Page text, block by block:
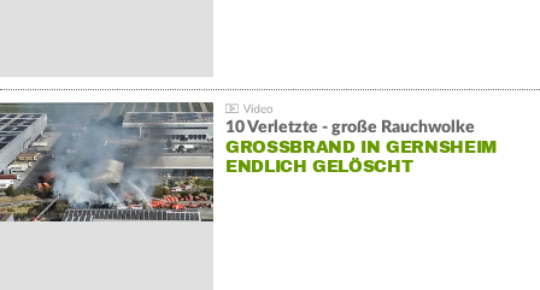
10 Verletzte - große Rauchwolke
GROSSBRAND IN GERNSHEIM E
NDLICH GELÖSCHT